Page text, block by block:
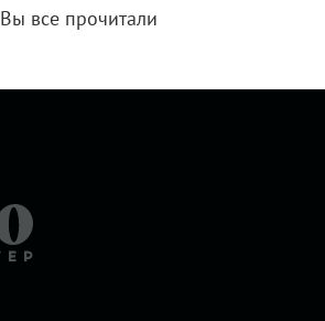
Вы все прочитали